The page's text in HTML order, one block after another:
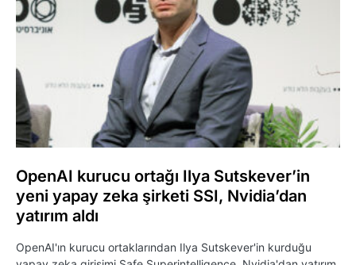
OpenAI kurucu ortağı Ilya Sutskever’in
yeni yapay zeka şirketi SSI, Nvidia’dan
yatırım aldı
OpenAI'ın kurucu ortaklarından Ilya Sutskever'in kurduğu